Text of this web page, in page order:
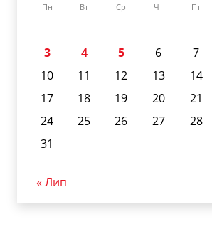
Пн Вт Ср Чт Пт
3
4 5 6 7
10
11 12 13 14
17
18 19 20 21
24
25 26 27 28
31
« Лип